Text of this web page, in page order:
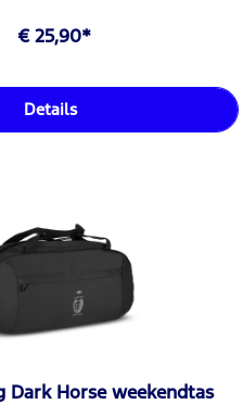
€ 25,90*
Details
Dark Horse weekendtas